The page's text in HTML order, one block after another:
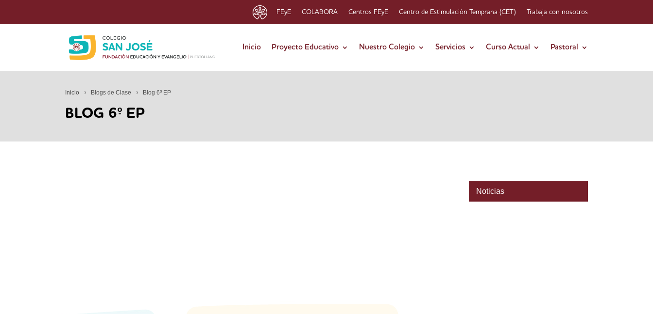
FEyE COLABORA Centros FEyE Centro de Estimulación Temprana (CET) Trabaja con nosotros
Inicio Proyecto Educativo Nuestro Colegio Servicios Curso Actual Pastoral
Inicio Blogs de Clase Blog 6º EP
BLOG 6º EP
Noticias